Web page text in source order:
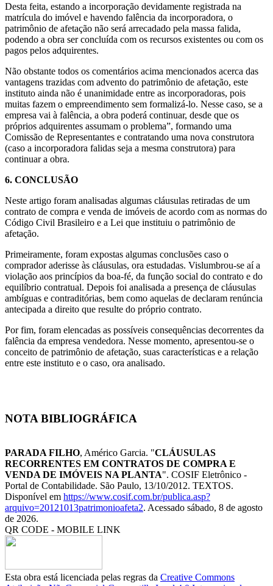
Desta feita, estando a incorporação devidamente registrada na
matrícula do imóvel e havendo falência da incorporadora, o
patrimônio de afetação não será arrecadado pela massa falida,
podendo a obra ser concluída com os recursos existentes ou com os
pagos pelos adquirentes.
Não obstante todos os comentários acima mencionados acerca das
vantagens trazidas com advento do patrimônio de afetação, este
instituto ainda não é unanimidade entre as incorporadoras, pois
muitas fazem o empreendimento sem formalizá-lo. Nesse caso, se a
empresa vai à falência, a obra poderá continuar, desde que os
próprios adquirentes assumam o problema”, formando uma
Comissão de Representantes e contratando uma nova construtora
(caso a incorporadora falidas seja a mesma construtora) para
continuar a obra.
6. CONCLUSÃO
Neste artigo foram analisadas algumas cláusulas retiradas de um
contrato de compra e venda de imóveis de acordo com as normas do
Código Civil Brasileiro e a Lei que instituiu o patrimônio de
afetação.
Primeiramente, foram expostas algumas conclusões caso o
comprador aderisse às cláusulas, ora estudadas. Vislumbrou-se aí a
violação aos princípios da boa-fé, da função social do contrato e do
equilíbrio contratual. Depois foi analisada a presença de cláusulas
ambíguas e contraditórias, bem como aquelas de declaram renúncia
antecipada a direito que resulte do próprio contrato.
Por fim, foram elencadas as possíveis consequências decorrentes da
falência da empresa vendedora. Nesse momento, apresentou-se o
conceito de patrimônio de afetação, suas características e a relação
entre este instituto e o caso, ora analisado.
NOTA BIBLIOGRÁFICA
PARADA FILHO, Américo Garcia. "CLÁUSULAS
RECORRENTES EM CONTRATOS DE COMPRA E
VENDA DE IMÓVEIS NA PLANTA". COSIF Eletrônico -
Portal de Contabilidade. São Paulo, 13/10/2012. TEXTOS.
Disponível em https://www.cosif.com.br/publica.asp?
arquivo=20121013patrimonioafeta2. Acessado sábado, 8 de agosto
de 2026.
QR CODE - MOBILE LINK
Esta obra está licenciada pelas regras da Creative Commons